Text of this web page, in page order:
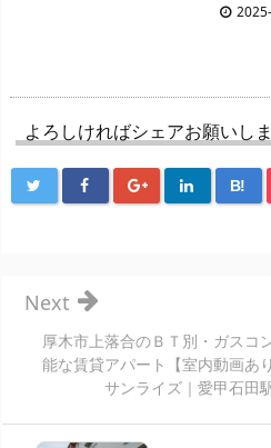
よろしければシェアお願いし
B!
厚木市上落合のＢＴ別・ガスコ
能な賃貸アパート【室内動画あ
サンライズ｜愛甲石田
Next